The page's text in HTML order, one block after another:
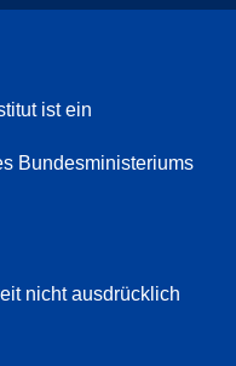
ist ein
Bundesministeriums
nicht ausdrücklich